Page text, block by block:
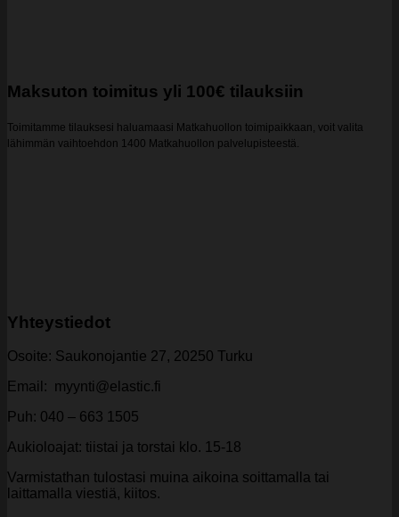
Maksuton toimitus yli 100€ tilauksiin
Toimitamme tilauksesi haluamaasi Matkahuollon toimipaikkaan, voit valita
lähimmän vaihtoehdon 1400 Matkahuollon palvelupisteestä.
Yhteystiedot
Osoite: Saukonojantie 27, 20250 Turku
Email: myynti@elastic.fi
Puh: 040 – 663 1505
Aukioloajat: tiistai ja torstai klo. 15-18
Varmistathan tulostasi muina aikoina soittamalla tai
laittamalla viestiä, kiitos.